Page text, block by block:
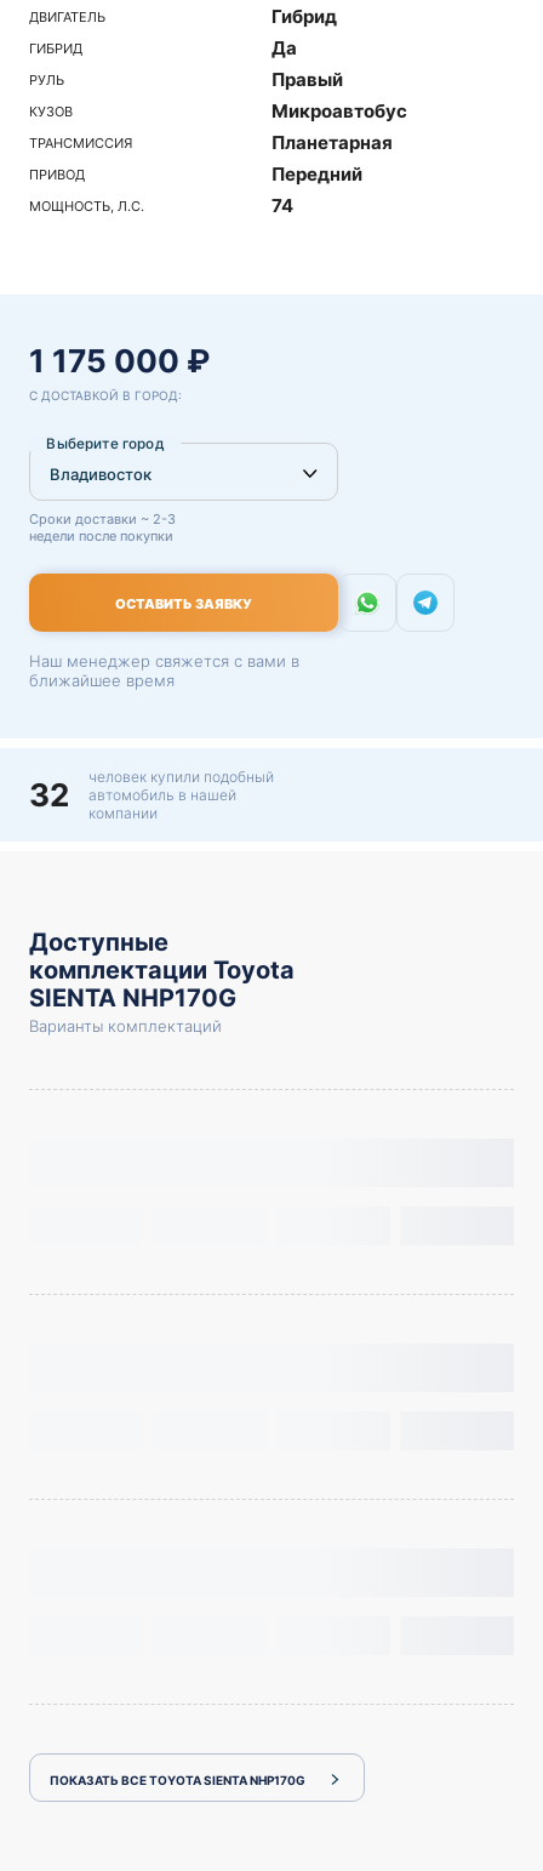
ДВИГАТЕЛЬ Гибрид
ГИБРИД Да
РУЛЬ Правый
КУЗОВ Микроавтобус
ТРАНСМИССИЯ Планетарная
ПРИВОД Передний
МОЩНОСТЬ, Л.С. 74
1 175 000 ₽
С ДОСТАВКОЙ В ГОРОД:
Выберите город
Сроки доставки ~ 2-3
недели после покупки
ОСТАВИТЬ ЗАЯВКУ
Наш менеджер свяжется с вами в
ближайшее время
32
человек купили подобный
автомобиль в нашей
компании
Доступные
комплектации Toyota
SIENTA NHP170G
Варианты комплектаций
ПОКАЗАТЬ ВСЕ TOYOTA SIENTA NHP170G